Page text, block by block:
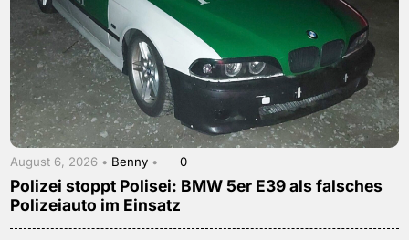
August 6, 2026 • Benny • 0
Polizei stoppt Polisei: BMW 5er E39 als falsches
Polizeiauto im Einsatz